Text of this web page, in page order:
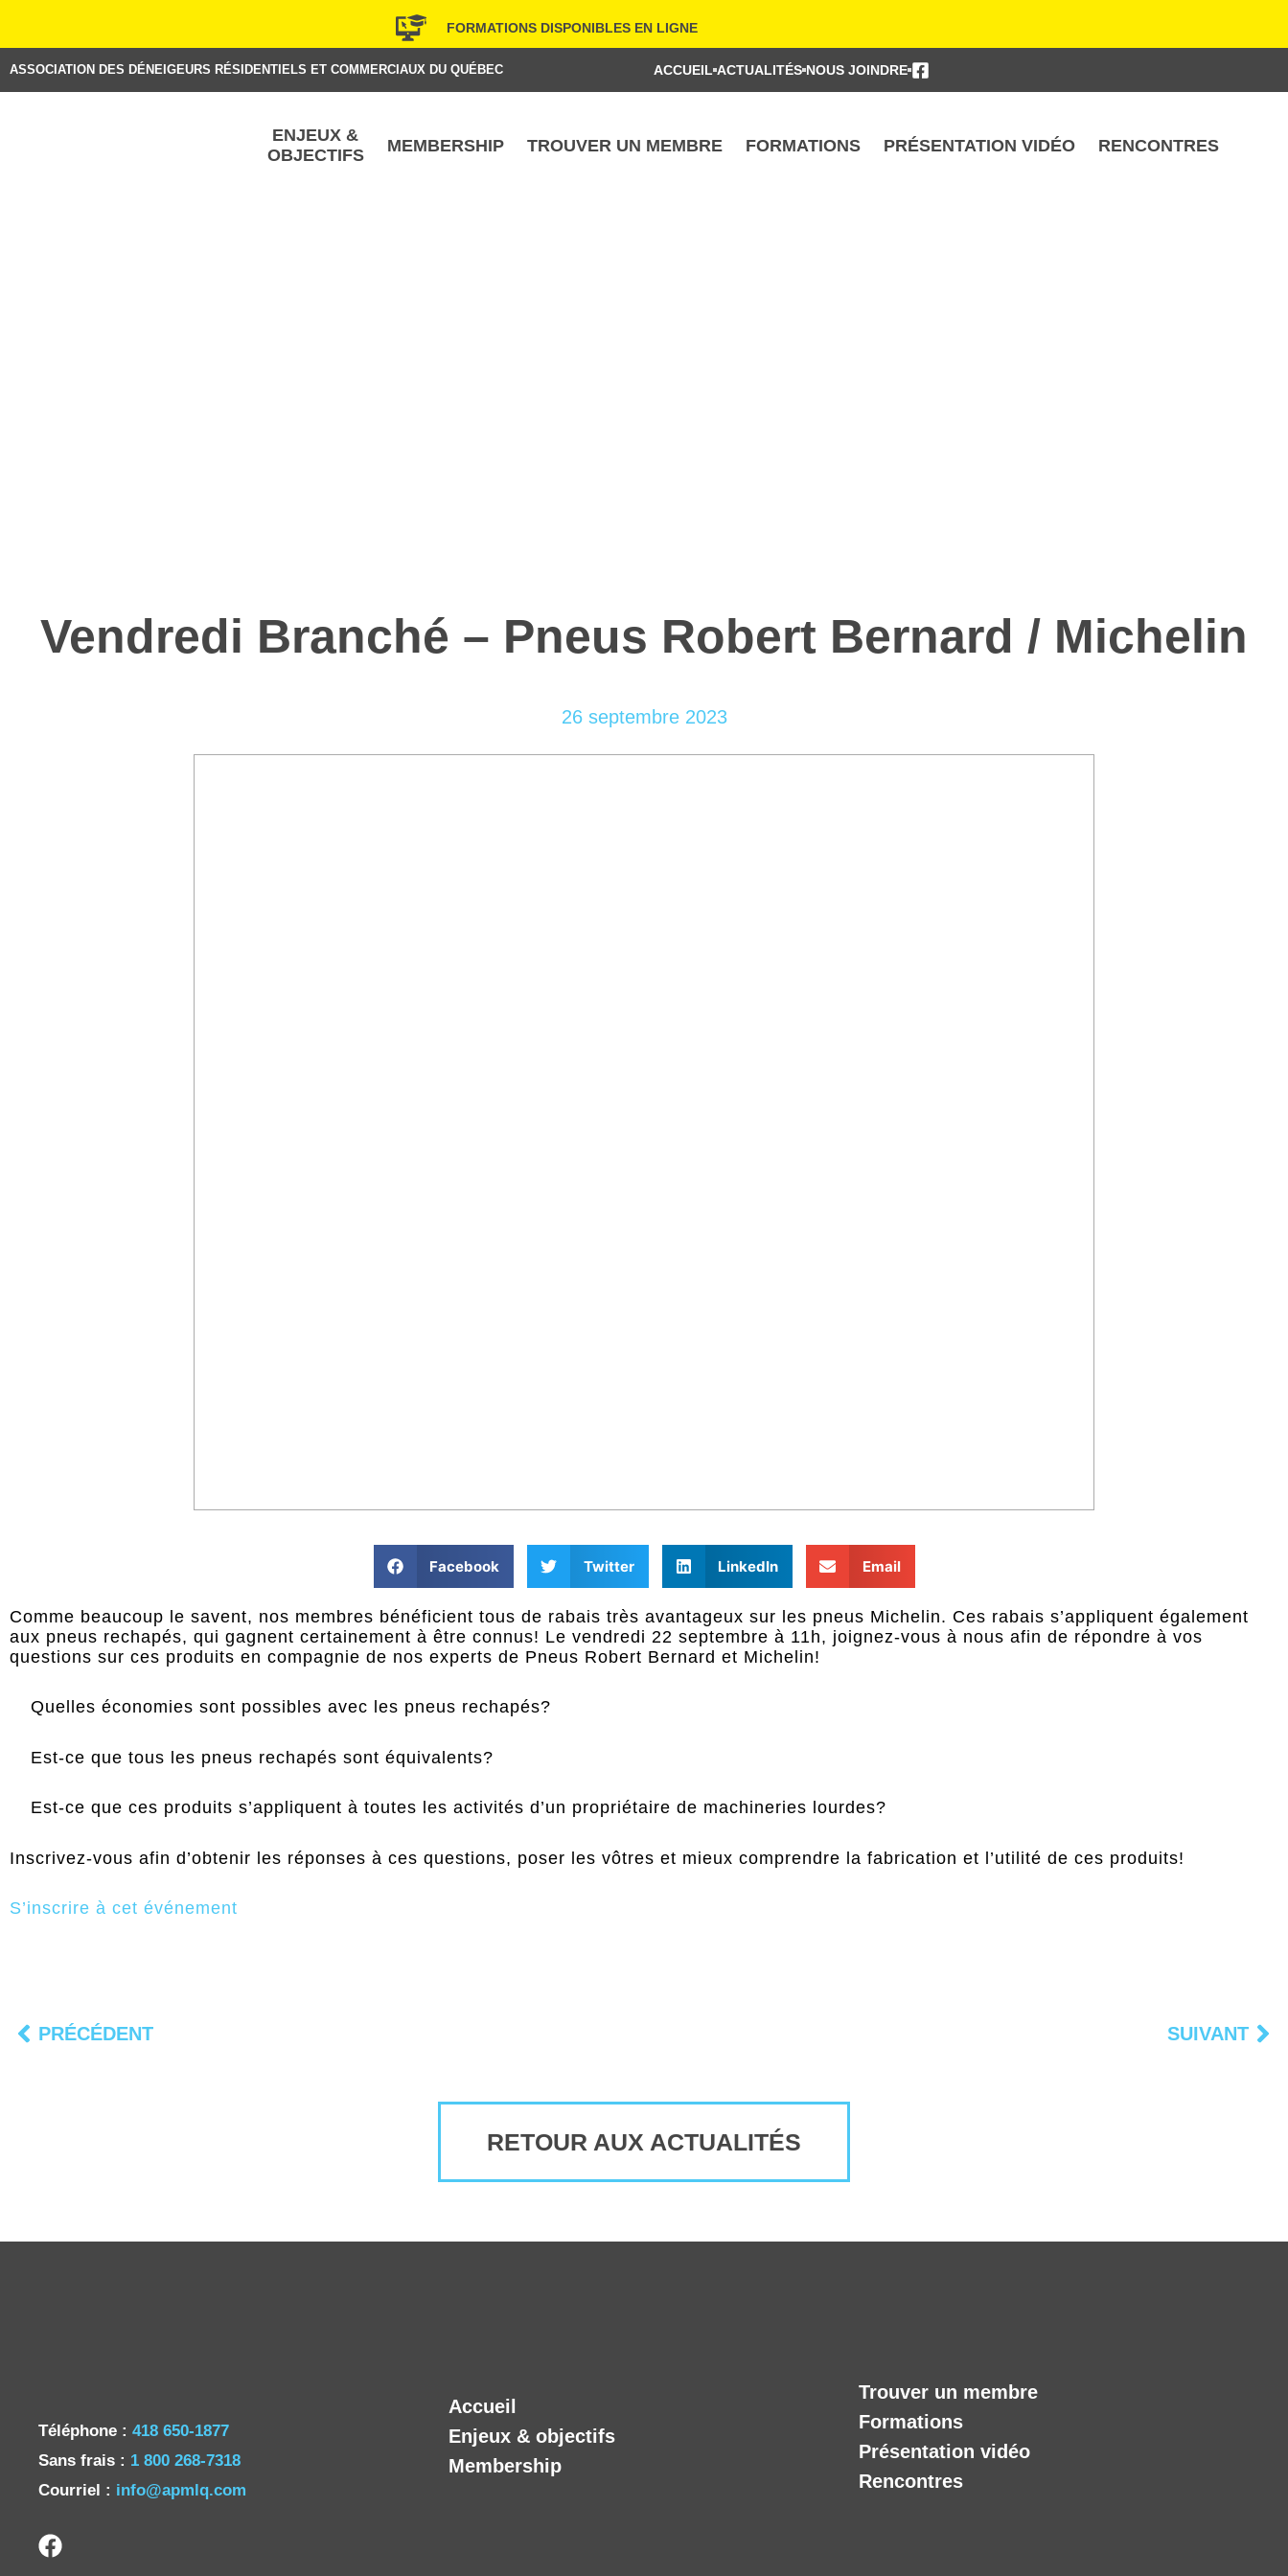
contenu
FORMATIONS DISPONIBLES EN LIGNE
ASSOCIATION DES DÉNEIGEURS RÉSIDENTIELS ET COMMERCIAUX DU QUÉBEC ACCUEIL ACTUALITÉS NOUS JOINDRE
ENJEUX &
OBJECTIFS
MEMBERSHIP TROUVER UN MEMBRE FORMATIONS PRÉSENTATION VIDÉO RENCONTRES
Vendredi Branché – Pneus Robert Bernard / Michelin
26 septembre 2023
Facebook Twitter LinkedIn Email
Comme beaucoup le savent, nos membres bénéficient tous de rabais très avantageux sur les pneus Michelin. Ces rabais s’appliquent également
aux pneus rechapés, qui gagnent certainement à être connus! Le vendredi 22 septembre à 11h, joignez-vous à nous afin de répondre à vos
questions sur ces produits en compagnie de nos experts de Pneus Robert Bernard et Michelin!
Quelles économies sont possibles avec les pneus rechapés?
Est-ce que tous les pneus rechapés sont équivalents?
Est-ce que ces produits s’appliquent à toutes les activités d’un propriétaire de machineries lourdes?
Inscrivez-vous afin d’obtenir les réponses à ces questions, poser les vôtres et mieux comprendre la fabrication et l’utilité de ces produits!
S’inscrire à cet événement
Précédent
PRÉCÉDENT SUIVANT
RETOUR AUX ACTUALITÉS
Téléphone : 418 650-1877
Sans frais : 1 800 268-7318
Courriel : info@apmlq.com
Accueil
Enjeux & objectifs
Membership
Trouver un membre
Formations
Présentation vidéo
Rencontres